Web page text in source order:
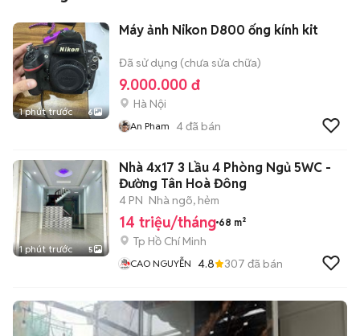
1 phút trước 6
Máy ảnh Nikon D800 ống kính kit
Đã sử dụng (chưa sửa chữa)
9.000.000 đ
Hà Nội
An Pham 4đã bán
1 phút trước 5
Nhà 4x17 3 Lầu 4 Phòng Ngủ 5WC -
Đường Tân Hoà Đông
4 PN Nhà ngõ, hẻm
14 triệu/tháng 68 m²
Tp Hồ Chí Minh
CAO NGUYỄN 4.8 307 đã bán